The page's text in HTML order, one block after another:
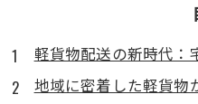
軽貨物配送の新時代：
地域に密着した軽貨物